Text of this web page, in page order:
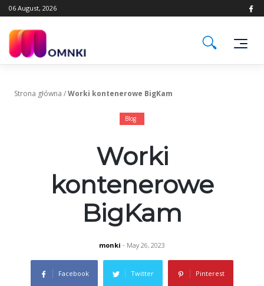
Skip
to
06 August, 2026
Strona główna /Worki kontenerowe BigKam
Blog
Worki
kontenerowe
BigKam
monki - May 26, 2023
Facebook Twitter Pinterest